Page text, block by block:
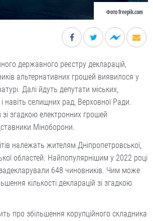
Фото freepik.com
державного реєстру декларацій,
альтернативних грошей виявилося у
Далі йдуть депутати міських,
навіть селищних рад, Верховної Ради.
зі згадкою електронних грошей
Міноборони.
належать жителям Дніпропетровської,
областей. Найпопулярнішим у 2022 році
648 чиновників. Чим може
кількості декларацій зі згадкою
про збільшення корупційного складника